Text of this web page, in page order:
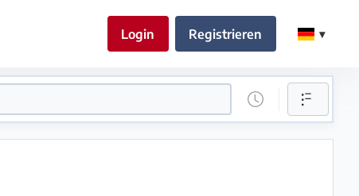
Login Registrieren